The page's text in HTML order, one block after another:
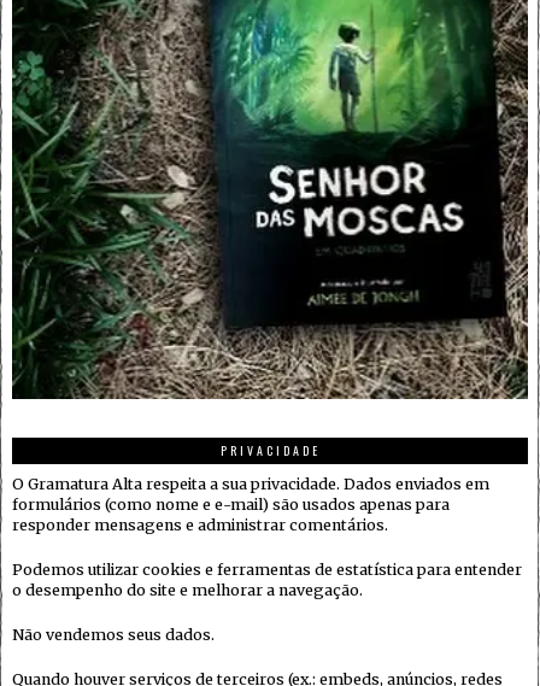
PRIVACIDADE
O Gramatura Alta respeita a sua privacidade. Dados enviados em
formulários (como nome e e-mail) são usados apenas para
responder mensagens e administrar comentários.
Podemos utilizar cookies e ferramentas de estatística para entender
o desempenho do site e melhorar a navegação.
Não vendemos seus dados.
Quando houver serviços de terceiros (ex.: embeds, anúncios, redes